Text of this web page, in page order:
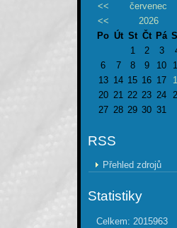
<< červenec
<<
2026
Po Út St Čt Pá
1
2 3
6
7 8 9 10
13 14 15 16 17
20 21 22 23 24
27 28 29 30 31
RSS
Přehled zdrojů
Statistiky
Celkem: 2015963